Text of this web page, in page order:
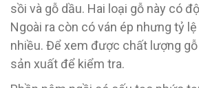
sồi và gỗ dầu. Hai loại gỗ này có
Ngoài ra còn có ván ép nhưng tỷ
nhiều. Để xem được chất lượng
sản xuất để kiểm tra.